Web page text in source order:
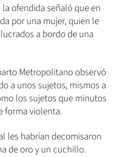
ofendida señaló que en
por una mujer, quien le
a bordo de una
Metropolitano observó
a unos sujetos, mismos a
los sujetos que minutos
forma violenta.
les habrían decomisaron
de oro y un cuchillo.